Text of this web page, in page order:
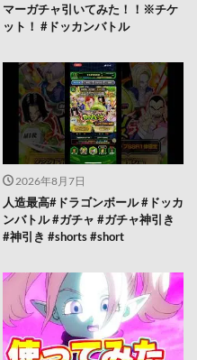
マーガチャ引いてみた！！※チケ
ット！ #ドッカンバトル
2026年8月7日
人造最高#ドラゴンボール #ドッカ
ンバトル #ガチャ #ガチャ神引き
#神引き #shorts #short